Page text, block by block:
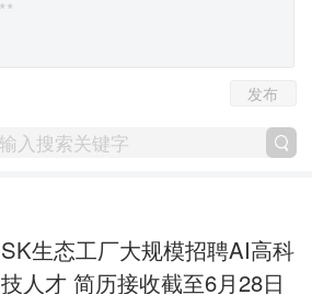
发布
SK生态工厂大规模招聘AI高科
技人才 简历接收截至6月28日